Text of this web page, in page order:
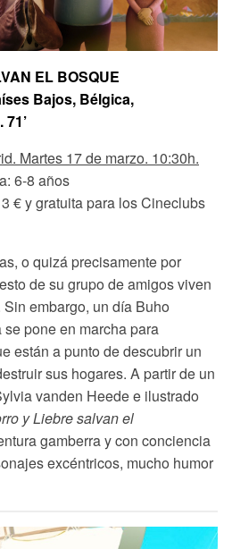
EL BOSQUE
Bajos, Bélgica,
Martes 17 de marzo. 10:30h.
6-8 años
€ y gratuita para los Cineclubs
o quizá precisamente por
de su grupo de amigos viven
embargo, un día Buho
pone en marcha para
están a punto de descubrir un
sus hogares. A partir de un
vanden Heede e ilustrado
y Liebre salvan el
gamberra y con conciencia
excéntricos, mucho humor